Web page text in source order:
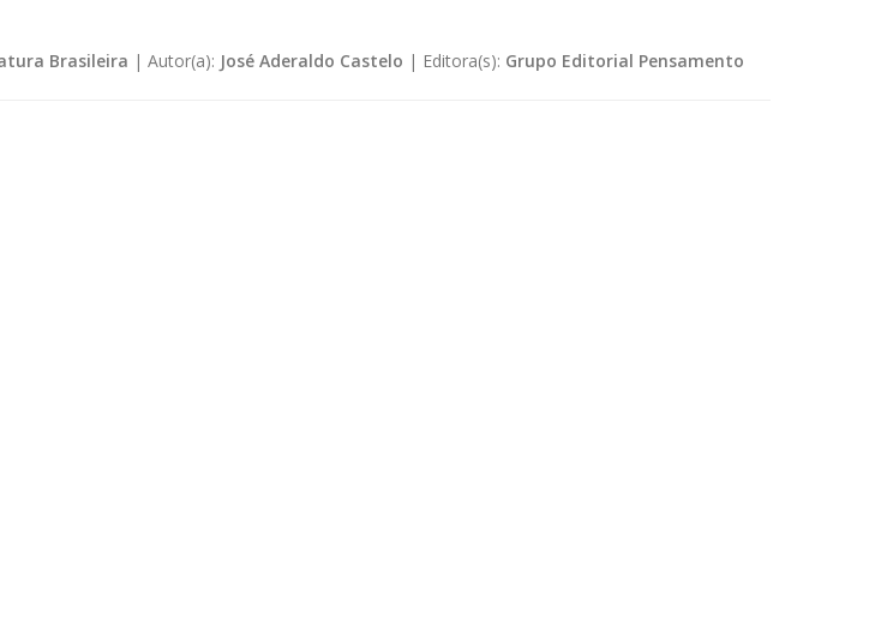
Brasileira | Autor(a): José Aderaldo Castelo | Editora(s): Grupo Editorial Pensamento